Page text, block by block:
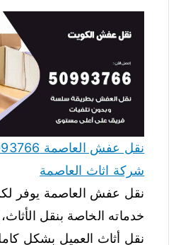
شركة اثاث العاصمة
نقل عفش العاصمة يوفر
خدماته الخاصة بنقل
نقل أثاث العميل بشكل